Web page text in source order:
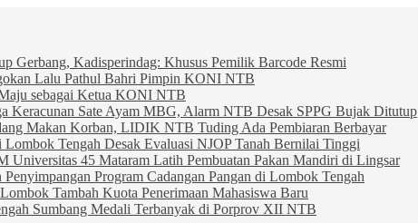
Gerbang, Kadisperindag: Khusus Pemilik Barcode Resmi
Lalu Pathul Bahri Pimpin KONI NTB
sebagai Ketua KONI NTB
Keracunan Sate Ayam MBG, Alarm NTB Desak SPPG Bujak Ditutup
Makan Korban, LIDIK NTB Tuding Ada Pembiaran Berbayar
Tengah Desak Evaluasi NJOP Tanah Bernilai Tinggi
Universitas 45 Mataram Latih Pembuatan Pakan Mandiri di Lingsar
Program Cadangan Pangan di Lombok Tengah
Tambah Kuota Penerimaan Mahasiswa Baru
Sumbang Medali Terbanyak di Porprov XII NTB